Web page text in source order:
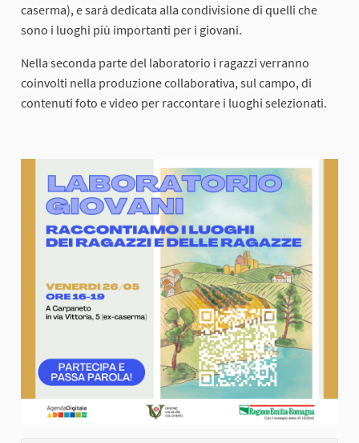
caserma), e sarà dedicata alla condivisione di quelli che
sono i luoghi più importanti per i giovani.
Nella seconda parte del laboratorio i ragazzi verranno
coinvolti nella produzione collaborativa, sul campo, di
contenuti foto e video per raccontare i luoghi selezionati.